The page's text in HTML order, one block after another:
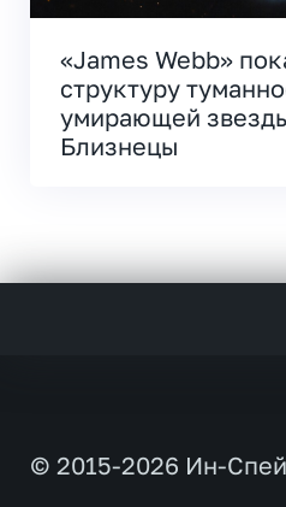
«James Webb»
структуру
умирающей
Близнецы
© 2015-2026 Ин-